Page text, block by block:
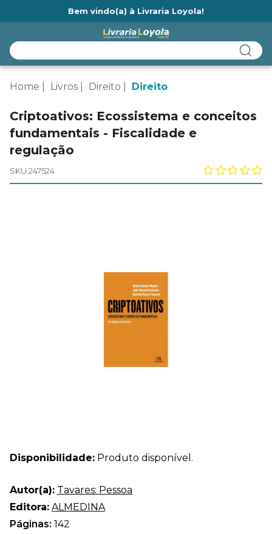
Bem vindo(a) à Livraria Loyola!
Home Livros Direito Direito
Criptoativos: Ecossistema e conceitos
fundamentais - Fiscalidade e
regulação
SKU 247524
Disponibilidade: Produto disponível.
Autor(a): Tavares: Pessoa
Editora: ALMEDINA
Páginas: 142